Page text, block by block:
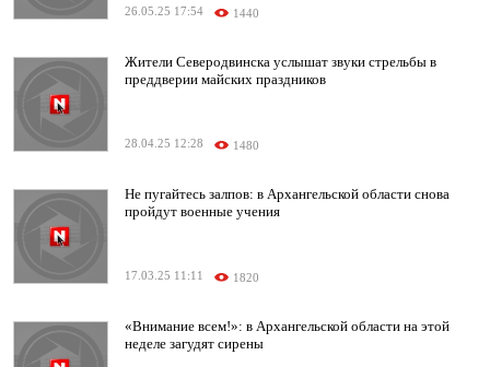
26.05.25 17:54 1440
Жители Северодвинска услышат звуки стрельбы в
преддверии майских праздников
28.04.25 12:28 1480
Не пугайтесь залпов: в Архангельской области снова
пройдут военные учения
17.03.25 11:11 1820
«Внимание всем!»: в Архангельской области на этой
неделе загудят сирены